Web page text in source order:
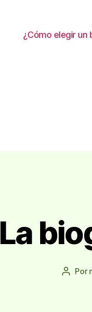
¿Cómo elegir un
La
Autor
Por